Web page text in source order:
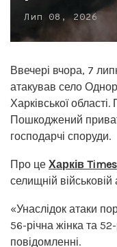
Лип 08, 2026
Ввечері вчора, 7
атакував село
Харківської
Пошкоджений
господарчі споруди.
Про це Харків Times
селищній військовій
«Унаслідок атаки
56-річна жінка та
повідомленні.